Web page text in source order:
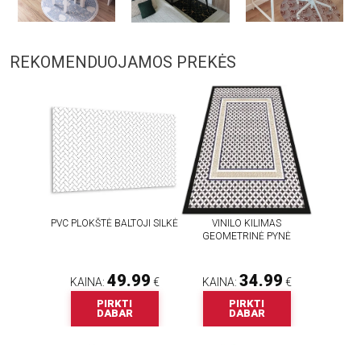
REKOMENDUOJAMOS PREKĖS
PVC PLOKŠTĖ BALTOJI SILKĖ
KAINA: 49.99 €
PIRKTI
DABAR
VINILO KILIMAS
GEOMETRINĖ PYNĖ
KAINA: 34.99 €
PIRKTI
DABAR